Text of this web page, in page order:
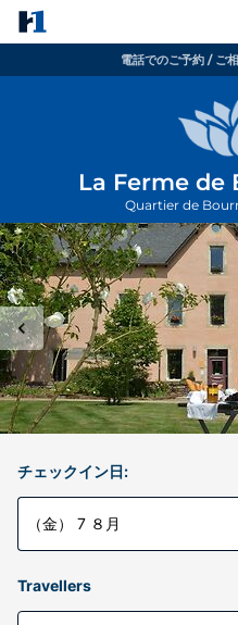
電話でのご予約 / ご
La Ferme de
Quartier de
チェックイン日:
（金） 7 ８月
Travellers